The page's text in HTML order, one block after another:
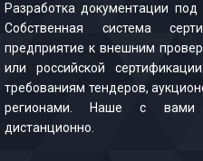
Разработка документации
Собственная система
предприятие к внешним
или российской
требованиям тендеров,
регионами. Наше с вами
дистанционно.